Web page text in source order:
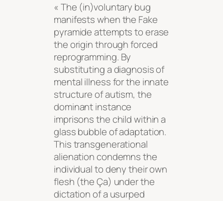
« The (in)voluntary bug
manifests when the Fake
pyramide attempts to erase
the origin through forced
reprogramming. By
substituting a diagnosis of
mental illness for the innate
structure of autism, the
dominant instance
imprisons the child within a
glass bubble of adaptation.
This transgenerational
alienation condemns the
individual to deny their own
flesh (the Ça) under the
dictation of a usurped